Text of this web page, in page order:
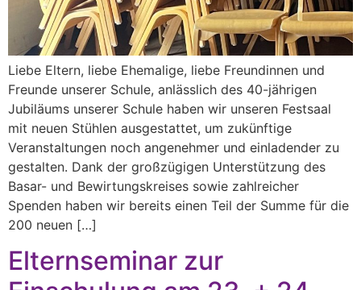
Liebe Eltern, liebe Ehemalige, liebe Freundinnen und
Freunde unserer Schule, anlässlich des 40-jährigen
Jubiläums unserer Schule haben wir unseren Festsaal
mit neuen Stühlen ausgestattet, um zukünftige
Veranstaltungen noch angenehmer und einladender zu
gestalten. Dank der großzügigen Unterstützung des
Basar- und Bewirtungskreises sowie zahlreicher
Spenden haben wir bereits einen Teil der Summe für die
200 neuen […]
Elternseminar zur